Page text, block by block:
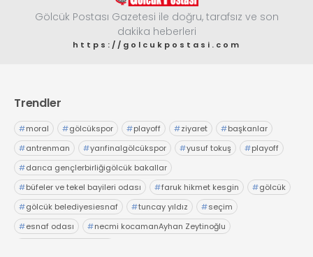
Gölcük Postası Gazetesi ile doğru, tarafsız ve son
dakika heberleri
https://golcukpostasi.com
Trendler
#moral #gölcükspor #playoff #ziyaret #başkanlar
#antrenman #yarıfinalgölcükspor #yusuf tokuş #playoff
#darıca gençlerbirliğigölcük bakallar
#büfeler ve tekel bayileri odası #faruk hikmet kesgin #gölcük
#gölcük belediyesiesnaf #tuncay yıldız #seçim
#esnaf odası #necmi kocamanAyhan Zeytinoğlu